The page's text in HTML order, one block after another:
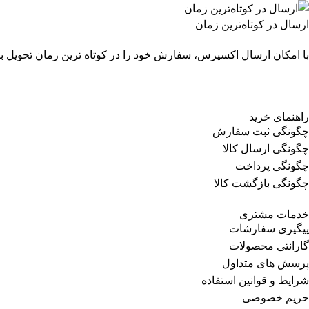
ارسال در کوتاه‌ترین زمان
با امکان ارسال اکسپرس، سفارش خود را در کوتاه ترین زمان تحویل
راهنمای خرید
چگونگی ثبت سفارش
چگونگی ارسال کالا
چگونگی پرداخت
چگونگی بازگشت کالا
خدمات مشتری
پیگیری سفارشات
گارانتی محصولات
پرسش های متداول
شرایط و قوانین استفاده
حریم خصوصی